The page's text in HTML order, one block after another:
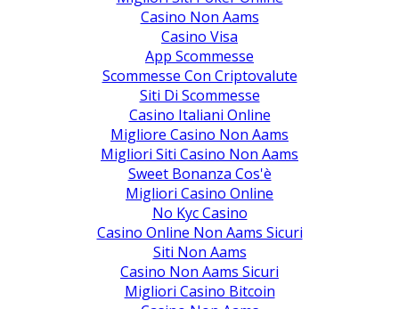
Casino Non Aams
Casino Visa
App Scommesse
Scommesse Con Criptovalute
Siti Di Scommesse
Casino Italiani Online
Migliore Casino Non Aams
Migliori Siti Casino Non Aams
Sweet Bonanza Cos'è
Migliori Casino Online
No Kyc Casino
Casino Online Non Aams Sicuri
Siti Non Aams
Casino Non Aams Sicuri
Migliori Casino Bitcoin